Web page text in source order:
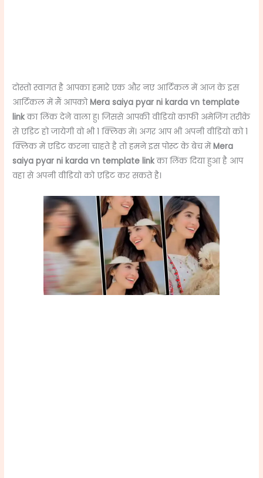
दोस्तो स्वागत है आपका हमारे एक और नए आर्टिकल में आज के इस
आर्टिकल में मैं आपकोMera saiya pyar ni karda vn template
linkका लिंक देने वाला हु। जिससे आपकी वीडियो काफी अमेजिंग तरीके
से एडिट हो जायेगी वो भी 1 क्लिक में। अगर आप भी अपनी वीडियो को 1
क्लिक में एडिट करना चाहते है तो हमने इस पोस्ट के बेच मेंMera
saiya pyar ni karda vn template linkका लिंक दिया हुआ है आप
वहा से अपनी वीडियो को एडिट कर सकते है।